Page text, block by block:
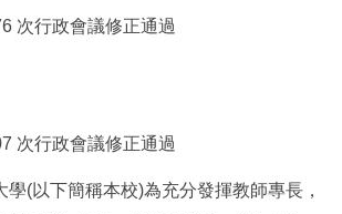
次行政會議修正通過
次行政會議修正通過
學(以下簡稱本校)為充分發揮教師專長，